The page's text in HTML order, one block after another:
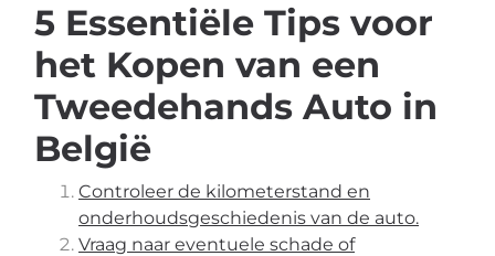
5 Essentiële Tips voor
het Kopen van een
Tweedehands Auto in
België
Controleer de kilometerstand en
onderhoudsgeschiedenis van de auto.
Vraag naar eventuele schade of